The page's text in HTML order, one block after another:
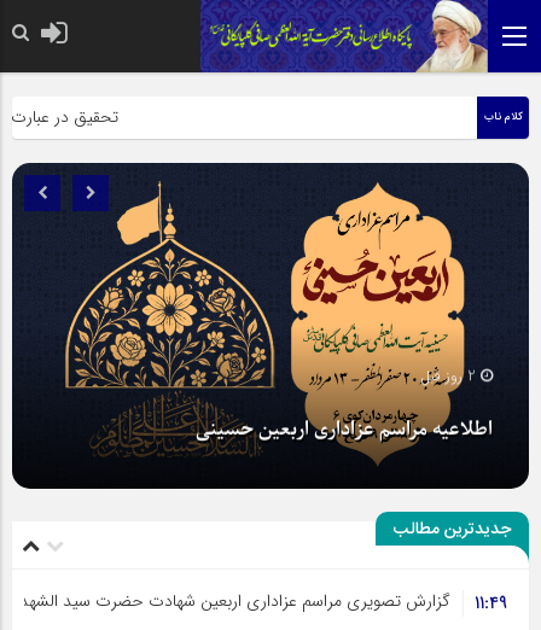
کلام ناب تحقیق در عبارت
اطلاعیه مراسم عزاداری اربعین حسینی
جدیدترین مطالب
گزارش تصویری مراسم عزاداری اربعین شهادت حضرت سید الشهداء
11:49